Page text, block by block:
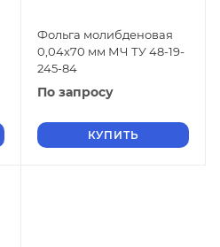
Фольга молибденовая
0,04х70 мм МЧ ТУ 48-19-
245-84
По запросу
КУПИТЬ